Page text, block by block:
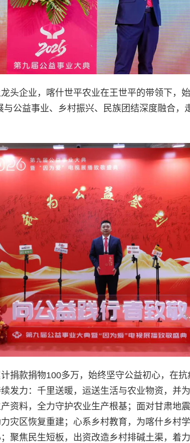
头企业，喀什世平农业在王世平的带领下，
与公益事业、乡村振兴、民族团结深度融合，
捐款捐物100多万，始终坚守公益初心，在
发力：千里送暖，运送生活与农业物资，并
资料，全力守护农业生产根基；面对甘肃地
灾区恢复重建；心系乡村教育，为喀什乡村
聚焦民生短板，出资改造乡村排碱土渠，着